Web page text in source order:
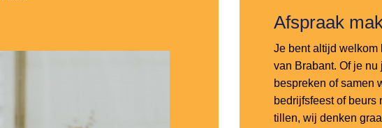
Afspraak
Je bent altijd welkom
van Brabant. Of je
bespreken of samen
bedrijfsfeest of beurs
tillen, wij denken